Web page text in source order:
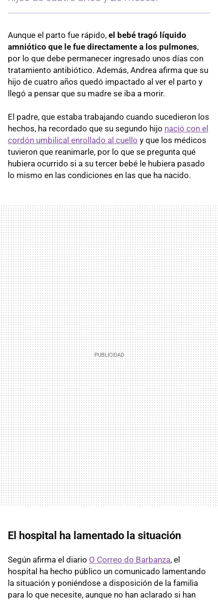
Aunque el parto fue rápido, el bebé tragó líquido
amniótico que le fue directamente a los pulmones,
por lo que debe permanecer ingresado unos días con
tratamiento antibiótico. Además, Andrea afirma que su
hijo de cuatro años quedó impactado al ver el parto y
llegó a pensar que su madre se iba a morir.
El padre, que estaba trabajando cuando sucedieron los
hechos, ha recordado que su segundo hijo nació con el
cordón umbilical enrollado al cuello y que los médicos
tuvieron que reanimarle, por lo que se pregunta qué
hubiera ocurrido si a su tercer bebé le hubiera pasado
lo mismo en las condiciones en las que ha nacido.
El hospital ha lamentado la situación
Según afirma el diario O Correo do Barbanza, el
hospital ha hecho público un comunicado lamentando
la situación y poniéndose a disposición de la familia
para lo que necesite, aunque no han aclarado si han